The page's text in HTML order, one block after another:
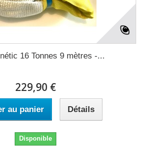
16 Tonnes 9 mètres -...
229,90 €
au panier Détails
Disponible